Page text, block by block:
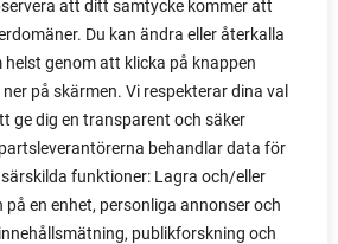
att ditt samtycke kommer att
Du kan ändra eller återkalla
genom att klicka på knappen
på skärmen. Vi respekterar dina val
ge dig en transparent och säker
behandlar data för
funktioner: Lagra och/eller
en enhet, personliga annonser och
publikforskning och